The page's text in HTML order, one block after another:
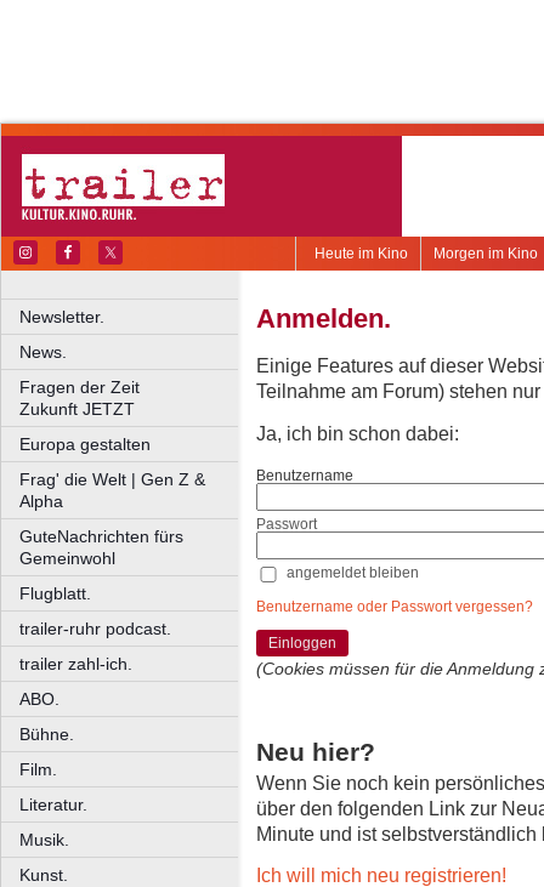
Morgen im Kino
Heute im Kino
Newsletter.
News.
Fragen der Zeit
Zukunft JETZT
Europa gestalten
Frag' die Welt | Gen Z &
Alpha
GuteNachrichten fürs
Gemeinwohl
Flugblatt.
trailer-ruhr podcast.
trailer zahl-ich.
ABO.
Bühne.
Film.
Literatur.
Musik.
Kunst.
Anmelden.
Einige Features auf dieser
Teilnahme am Forum) stehen
Ja, ich bin schon dabei:
Benutzername
Passwort
angemeldet bleiben
Benutzername oder Passwort vergessen?
Einloggen
(Cookies müssen für die Anmeldung
Neu hier?
Wenn Sie noch kein
über den folgenden Link zur
Minute und ist selbstverständlich
Ich will mich neu registrieren!